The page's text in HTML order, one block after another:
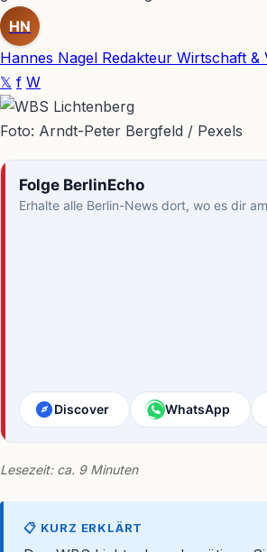
HN
Hannes Nagel Redakteur Wirtschaft &
𝕏 f W
Foto: Arndt-Peter Bergfeld / Pexels
Folge BerlinEcho
Erhalte alle Berlin-News dort, wo es dir
Discover WhatsApp
Lesezeit: ca. 9 Minuten
📋 KURZ ERKLÄRT